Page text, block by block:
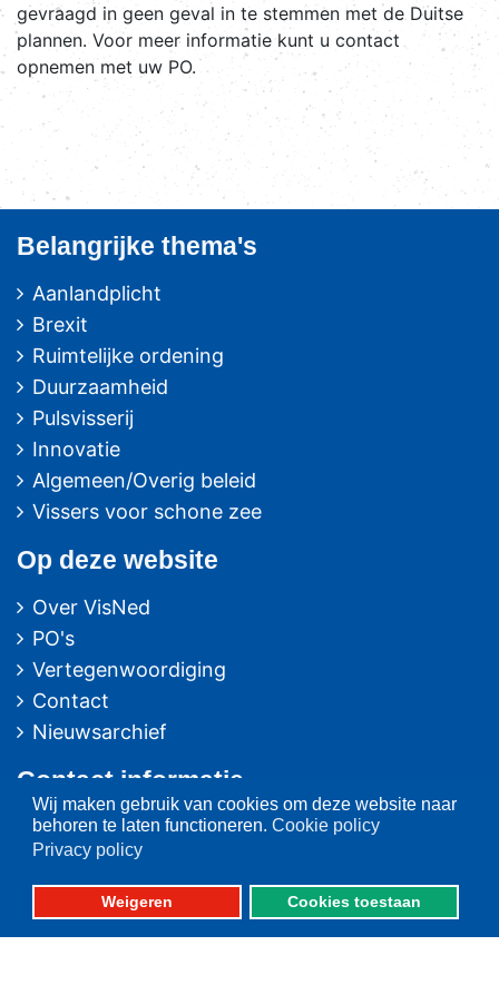
Wij maken gebruik van cookies om deze website naar
behoren te laten functioneren. Cookie policy
Privacy policy
Weigeren Cookies toestaan
gevraagd in geen geval in te stemmen met de Duitse
plannen. Voor meer informatie kunt u contact
opnemen met uw PO.
Belangrijke thema's
Aanlandplicht
Brexit
Ruimtelijke ordening
Duurzaamheid
Pulsvisserij
Innovatie
Algemeen/Overig beleid
Vissers voor schone zee
Op deze website
Over VisNed
PO's
Vertegenwoordiging
Contact
Nieuwsarchief
Contact informatie
Postbus 59
8320 AB URK
Bezoekadres:
Vlaak 12 URK